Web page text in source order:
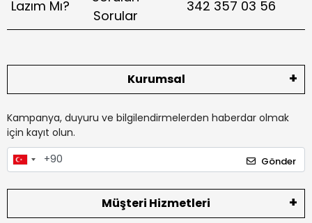
Lazım Mı?
Sorular
342 357 03 56
Kurumsal
Kampanya, duyuru ve bilgilendirmelerden haberdar olmak
için kayıt olun.
Gönder
Müşteri Hizmetleri